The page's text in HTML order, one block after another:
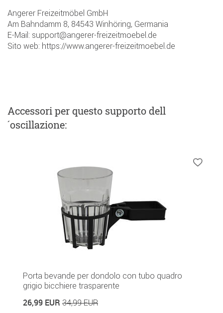
Angerer Freizeitmöbel GmbH
Am Bahndamm 8, 84543 Winhöring, Germania
E-Mail: support@angerer-freizeitmoebel.de
Sito web: https://www.angerer-freizeitmoebel.de
Accessoriper questo supporto dell
´oscillazione:
Porta bevande per dondolo con tubo quadro
grigio bicchiere trasparente
26,99 EUR 34,99 EUR